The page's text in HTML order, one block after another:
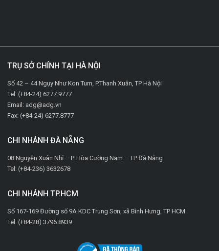
TRỤ SỞ CHÍNH TẠI HÀ NỘI
Số 42 – 44 Ngụy Như Kon Tum, P.Thanh Xuân, TP Hà Nội
Tel: (+84-24) 6277.9777
Email: adg@adg.vn
Fax: (+84-24) 6277.8777
CHI NHÁNH ĐÀ NẴNG
08 Nguyễn Xuân Nhĩ – P. Hòa Cường Nam – TP Đà Nẵng
Tel: (+84-236) 3632678
CHI NHÁNH TP.HCM
Số 167-169 Đường số 9A KDC Trung Sơn, xã Bình Hưng, TP HCM
Tel: (+84-28) 3796.8939